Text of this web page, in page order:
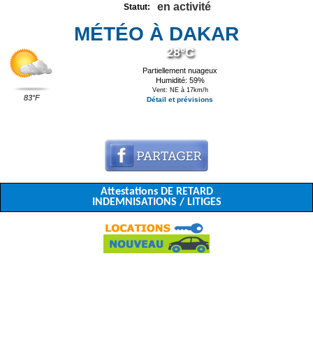
Statut: en activité
MÉTÉO À DAKAR
83°F
28°C
Partiellement nuageux
Humidité: 59%
Vent: NE à 17km/h
Détail et prévisions
Attestations DE RETARD
INDEMNISATIONS / LITIGES